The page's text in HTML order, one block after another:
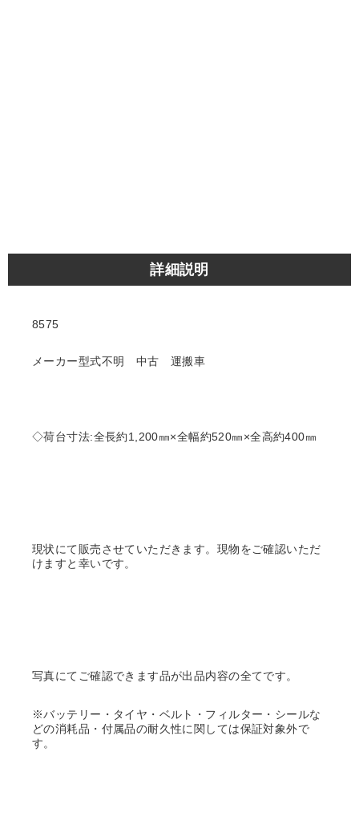
詳細説明
8575
メーカー型式不明 中古 運搬車
◇荷台寸法:全長約1,200㎜×全幅約520㎜×全高約400㎜
現状にて販売させていただきます。現物をご確認いただ
けますと幸いです。
写真にてご確認できます品が出品内容の全てです。
※バッテリー・タイヤ・ベルト・フィルター・シールな
どの消耗品・付属品の耐久性に関しては保証対象外で
す。